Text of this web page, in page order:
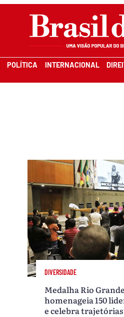
POLÍTICA INTERNACIONAL
DIVERSIDADE
Medalha Rio
homenageia 150
e celebra